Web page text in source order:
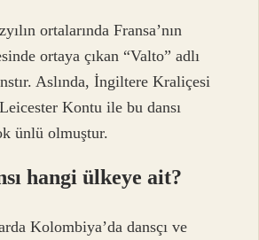
ortalarında Fransa’nın
ortaya çıkan “Valto” adlı
Aslında, İngiltere Kraliçesi
Kontu ile bu dansı
ünlü olmuştur.
hangi ülkeye ait?
Kolombiya’da dansçı ve